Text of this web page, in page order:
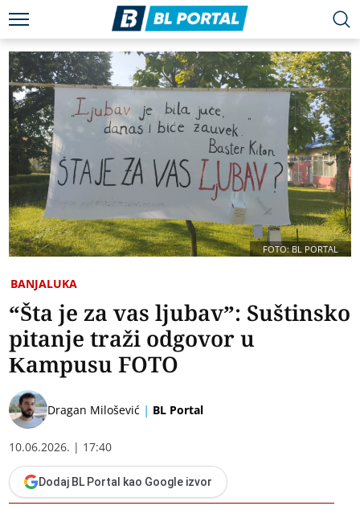
FOTO: BL PORTAL
BANJALUKA
“Šta je za vas ljubav”: Suštinsko
pitanje traži odgovor u
Kampusu FOTO
Dragan Milošević | BL Portal
10.06.2026. | 17:40
Dodaj BL Portal kao Google izvor